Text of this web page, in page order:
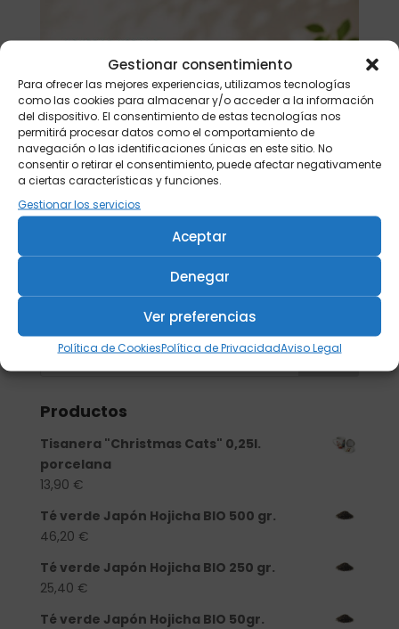
Gestionar consentimiento
Para ofrecer las mejores experiencias, utilizamos tecnologías
como las cookies para almacenar y/o acceder a la información
del dispositivo. El consentimiento de estas tecnologías nos
permitirá procesar datos como el comportamiento de
navegación o las identificaciones únicas en este sitio. No
consentir o retirar el consentimiento, puede afectar negativamente
a ciertas características y funciones.
Gestionar los servicios
Aceptar
Denegar
Ver preferencias
Política de CookiesPolítica de PrivacidadAviso Legal
Buscar
Productos
Tisanera "Christmas Cats" 0,25l.
porcelana
13,90 €
Té verde Japón Hojicha BIO 500 gr.
46,20 €
Té verde Japón Hojicha BIO 250 gr.
25,40 €
Té verde Japón Hojicha BIO 50gr.